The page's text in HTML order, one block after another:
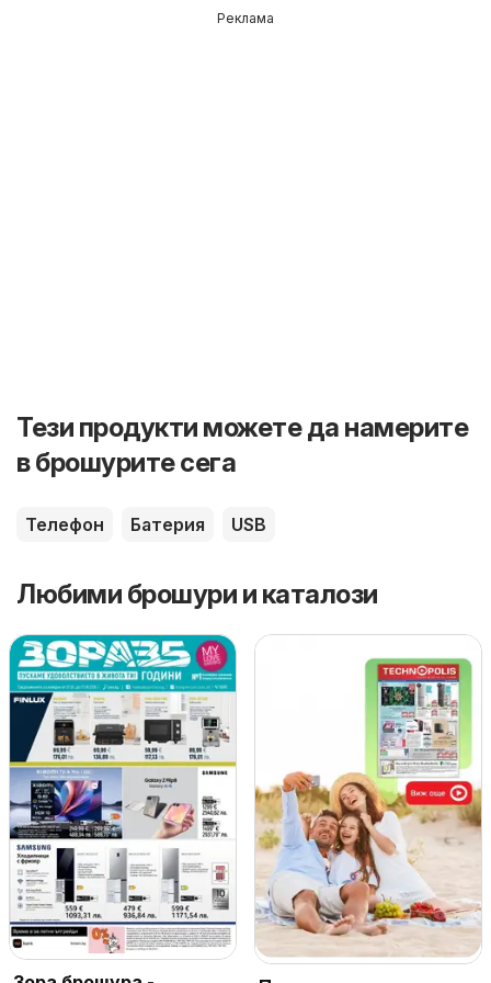
Реклама
Тези продукти можете да намерите
в брошурите сега
Телефон Батерия USB
Любими брошури и каталози